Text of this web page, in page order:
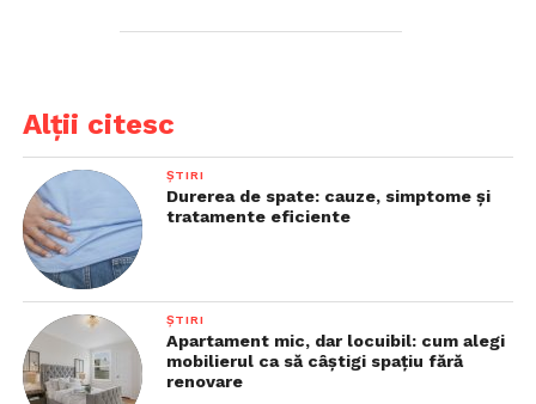
Alții citesc
ȘTIRI
Durerea de spate: cauze, simptome și
tratamente eficiente
ȘTIRI
Apartament mic, dar locuibil: cum alegi
mobilierul ca să câștigi spațiu fără
renovare